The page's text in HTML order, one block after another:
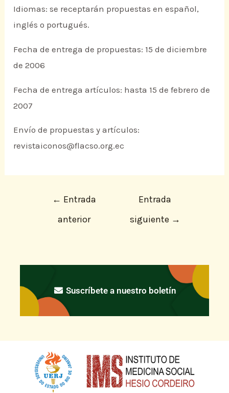
Idiomas: se receptarán propuestas en español,
inglés o portugués.
Fecha de entrega de propuestas: 15 de diciembre
de 2006
Fecha de entrega artículos: hasta 15 de febrero de
2007
Envío de propuestas y artículos:
revistaiconos@flacso.org.ec
← Entrada
anterior
Entrada
siguiente →
Suscríbete a nuestro boletín